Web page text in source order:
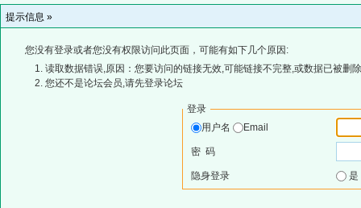
提示信息 »
您没有登录或者您没有权限访问此页面，可能有如下几个原因:
读取数据错误,原因：您要访问的链接无效,可能链接不完整,或数据已被删
您还不是论坛会员,请先登录论坛
登录
用户名
Email
密 码
隐身登录